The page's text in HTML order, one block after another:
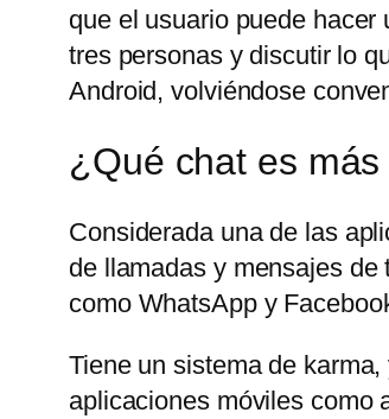
que el usuario puede
tres personas y discutir lo
Android, volviéndose
¿Qué chat es
Considerada una de las
de llamadas y mensajes
como WhatsApp y
Tiene un sistema de
aplicaciones móviles como